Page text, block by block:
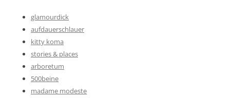
glamourdick
aufdauerschlauer
kitty koma
stories & places
arboretum
500beine
madame modeste